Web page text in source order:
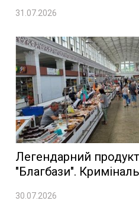
31.07.2026
Легендарний
"Благбази".
30.07.2026